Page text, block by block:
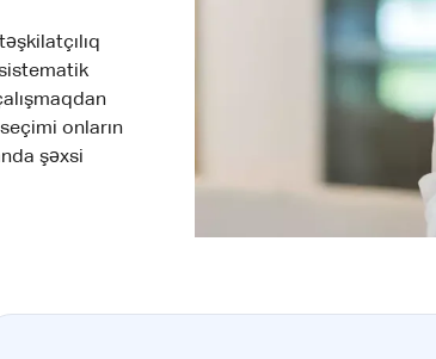
onların
şəxsi